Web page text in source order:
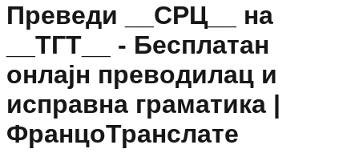
Преведи __СРЦ__ на
__ТГТ__ - Бесплатан
онлајн преводилац и
исправна граматика |
ФранцоТранслате